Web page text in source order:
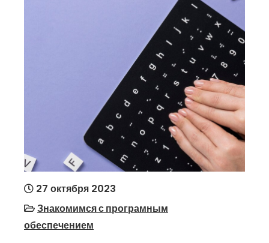
27 октября 2023
Знакомимся с програмным
обеспечением